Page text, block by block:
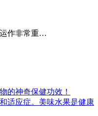
作非常重…
的神奇保健功效！
适应症。美味水果是健康